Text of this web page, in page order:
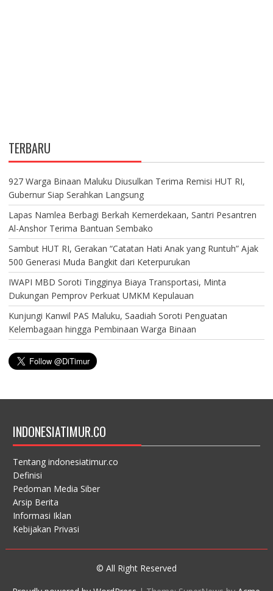
TERBARU
927 Warga Binaan Maluku Diusulkan Terima Remisi HUT RI,
Gubernur Siap Serahkan Langsung
Lapas Namlea Berbagi Berkah Kemerdekaan, Santri Pesantren
Al-Anshor Terima Bantuan Sembako
Sambut HUT RI, Gerakan “Catatan Hati Anak yang Runtuh” Ajak
500 Generasi Muda Bangkit dari Keterpurukan
IWAPI MBD Soroti Tingginya Biaya Transportasi, Minta
Dukungan Pemprov Perkuat UMKM Kepulauan
Kunjungi Kanwil PAS Maluku, Saadiah Soroti Penguatan
Kelembagaan hingga Pembinaan Warga Binaan
INDONESIATIMUR.CO
Tentang indonesiatimur.co
Definisi
Pedoman Media Siber
Arsip Berita
Informasi Iklan
Kebijakan Privasi
© All Right Reserved